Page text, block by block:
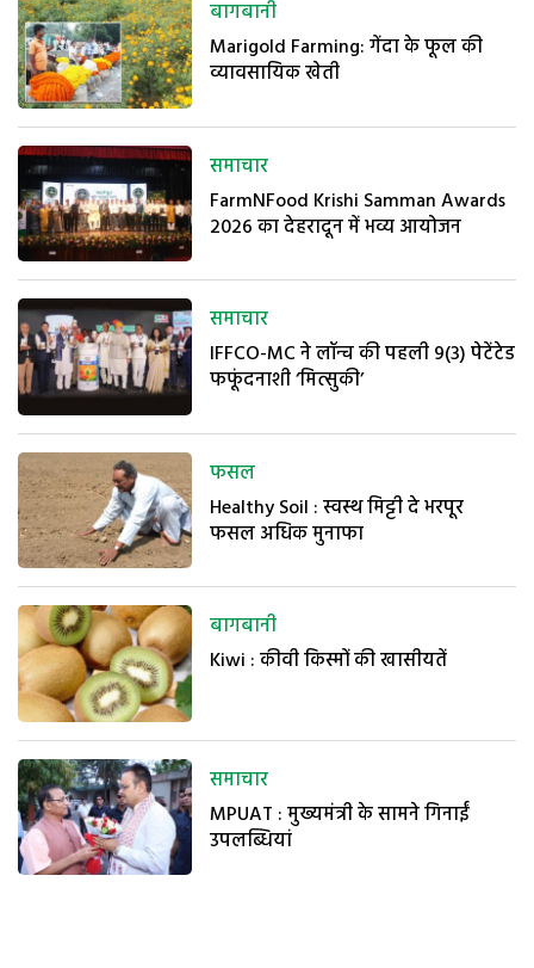
बागबानी
Marigold Farming: गेंदा के फूल की
व्यावसायिक खेती
समाचार
FarmNFood Krishi Samman Awards
2026 का देहरादून में भव्य आयोजन
समाचार
IFFCO-MC ने लॉन्च की पहली 9(3) पेटेंटेड
फफूंदनाशी ‘मित्सुकी’
फसल
Healthy Soil : स्वस्थ मिट्टी दे भरपूर
फसल अधिक मुनाफा
बागबानी
Kiwi : कीवी किस्मों की खासीयतें
समाचार
MPUAT : मुख्यमंत्री के सामने गिनाईं
उपलब्धियां